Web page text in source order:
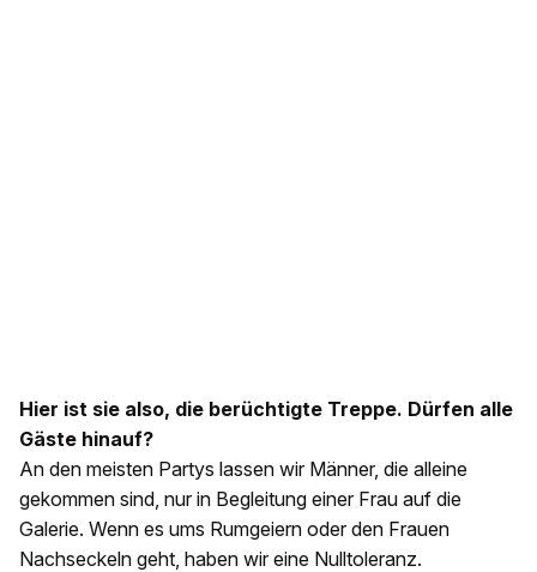
Hier ist sie also, die berüchtigte Treppe. Dürfen alle
Gäste hinauf?
An den meisten Partys lassen wir Männer, die alleine
gekommen sind, nur in Begleitung einer Frau auf die
Galerie. Wenn es ums Rumgeiern oder den Frauen
Nachseckeln geht, haben wir eine Nulltoleranz.